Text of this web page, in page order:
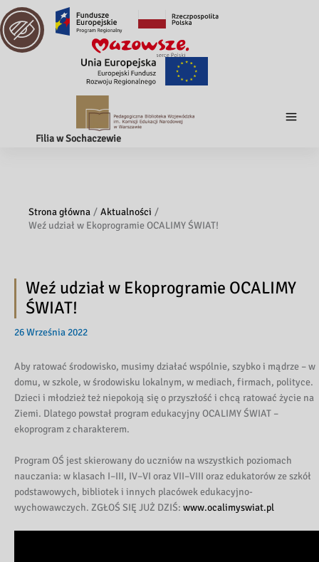
Filia w Sochaczewie
Strona główna
Aktualności
Weź udział w Ekoprogramie OCALIMY ŚWIAT!
Weź udział w Ekoprogramie OCALIMY
ŚWIAT!
26 Września 2022
Aby ratować środowisko, musimy działać wspólnie, szybko i mądrze – w
domu, w szkole, w środowisku lokalnym, w mediach, firmach, polityce.
Dzieci i młodzież też niepokoją się o przyszłość i chcą ratować życie na
Ziemi. Dlatego powstał program edukacyjny OCALIMY ŚWIAT –
ekoprogram z charakterem.
Program OŚ jest skierowany do uczniów na wszystkich poziomach
nauczania: w klasach I–III, IV–VI oraz VII–VIII oraz edukatorów ze szkół
podstawowych, bibliotek i innych placówek edukacyjno-
wychowawczych. ZGŁOŚ SIĘ JUŻ DZIŚ: www.ocalimyswiat.pl